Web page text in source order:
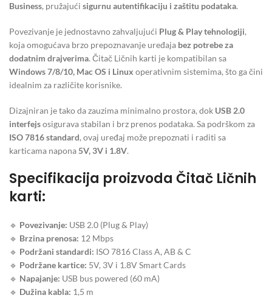
Business, pružajući sigurnu autentifikaciju i zaštitu podataka.
Povezivanje je jednostavno zahvaljujući Plug & Play tehnologiji,
koja omogućava brzo prepoznavanje uređaja bez potrebe za
dodatnim drajverima. Čitač Ličnih karti je kompatibilan sa
Windows 7/8/10, Mac OS i Linux operativnim sistemima, što ga čini
idealnim za različite korisnike.
Dizajniran je tako da zauzima minimalno prostora, dok USB 2.0
interfejsosigurava stabilan i brz prenos podataka. Sa podrškom za
ISO 7816 standard, ovaj uređaj može prepoznati i raditi sa
karticama napona 5V, 3V i 1.8V.
Specifikacija proizvoda Čitač Ličnih
karti:
🔹 Povezivanje: USB 2.0 (Plug & Play)
🔹 Brzina prenosa: 12 Mbps
🔹 Podržani standardi: ISO 7816 Class A, AB & C
🔹 Podržane kartice: 5V, 3V i 1.8V Smart Cards
🔹 Napajanje: USB bus powered (60 mA)
🔹 Dužina kabla: 1,5 m